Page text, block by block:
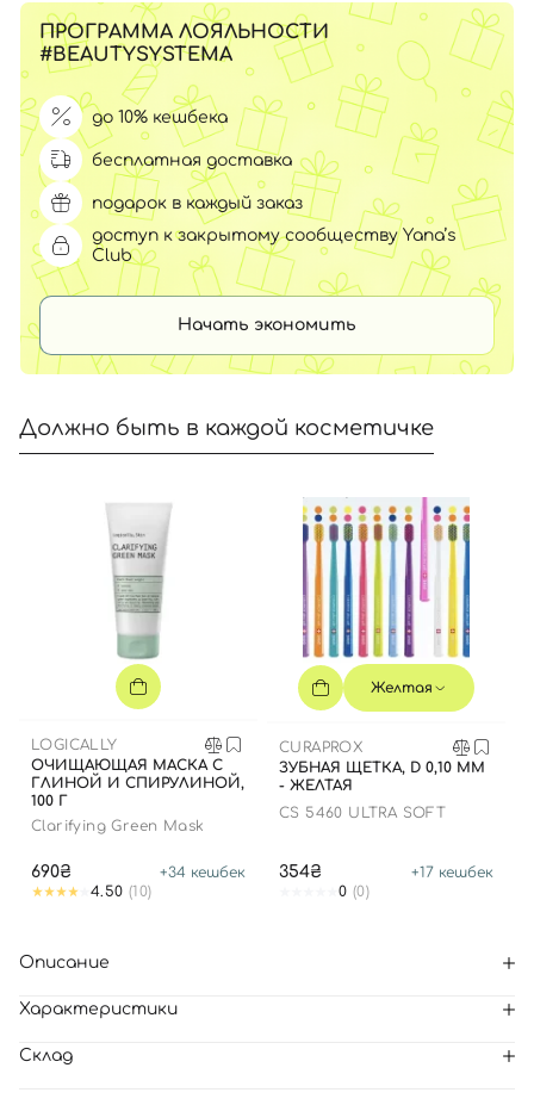
ПРОГРАММА ЛОЯЛЬНОСТИ
#BEAUTYSYSTEMA
до 10% кешбека
бесплатная доставка
подарок в каждый заказ
доступ к закрытому сообществу Yana’s
Club
Начать экономить
Должно быть в каждой косметичке
LOGICALLY
ОЧИЩАЮЩАЯ МАСКА С
ГЛИНОЙ И СПИРУЛИНОЙ,
100 Г
Clarifying Green Mask
690₴ +34 кешбек
4.50 (10)
Желтая
CURAPROX
ЗУБНАЯ ЩЕТКА, D 0,10 ММ
- ЖЕЛТАЯ
CS 5460 ULTRA SOFT
354₴ +17 кешбек
0 (0)
Описание
Характеристики
Склад